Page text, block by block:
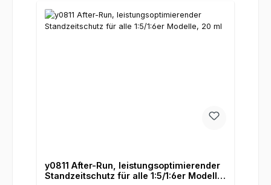
y0811 After-Run, leistungsoptimierender
Standzeitschutz für alle 1:5/1:6er Modelle,